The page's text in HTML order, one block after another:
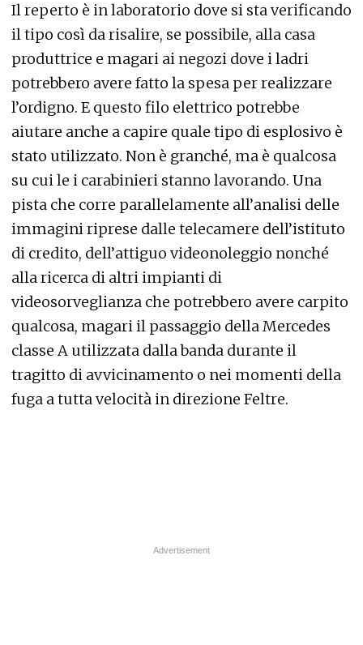
Il reperto è in laboratorio dove si sta verificando
il tipo così da risalire, se possibile, alla casa
produttrice e magari ai negozi dove i ladri
potrebbero avere fatto la spesa per realizzare
l’ordigno. E questo filo elettrico potrebbe
aiutare anche a capire quale tipo di esplosivo è
stato utilizzato. Non è granché, ma è qualcosa
su cui le i carabinieri stanno lavorando. Una
pista che corre parallelamente all’analisi delle
immagini riprese dalle telecamere dell’istituto
di credito, dell’attiguo videonoleggio nonché
alla ricerca di altri impianti di
videosorveglianza che potrebbero avere carpito
qualcosa, magari il passaggio della Mercedes
classe A utilizzata dalla banda durante il
tragitto di avvicinamento o nei momenti della
fuga a tutta velocità in direzione Feltre.